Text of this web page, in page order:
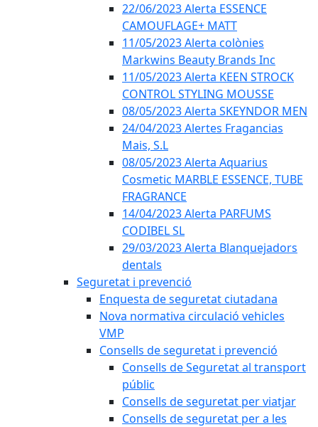
22/06/2023 Alerta ESSENCE
CAMOUFLAGE+ MATT
11/05/2023 Alerta colònies
Markwins Beauty Brands Inc
11/05/2023 Alerta KEEN STROCK
CONTROL STYLING MOUSSE
08/05/2023 Alerta SKEYNDOR MEN
24/04/2023 Alertes Fragancias
Mais, S.L
08/05/2023 Alerta Aquarius
Cosmetic MARBLE ESSENCE, TUBE
FRAGRANCE
14/04/2023 Alerta PARFUMS
CODIBEL SL
29/03/2023 Alerta Blanquejadors
dentals
Seguretat i prevenció
Enquesta de seguretat ciutadana
Nova normativa circulació vehicles
VMP
Consells de seguretat i prevenció
Consells de Seguretat al transport
públic
Consells de seguretat per viatjar
Consells de seguretat per a les